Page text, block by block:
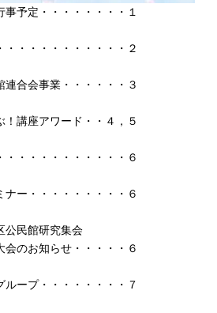
予定・・・・・・・・１
・・・・・・・・・・２
合会事業・・・・・・３
講座アワード・・４，５
・・・・・・・・・・６
ー・・・・・・・・・６
公民館研究集会
せ・・・・・６
ープ・・・・・・・・７